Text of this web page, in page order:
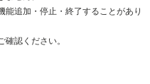
追加・停止・終了することがあり
認ください。